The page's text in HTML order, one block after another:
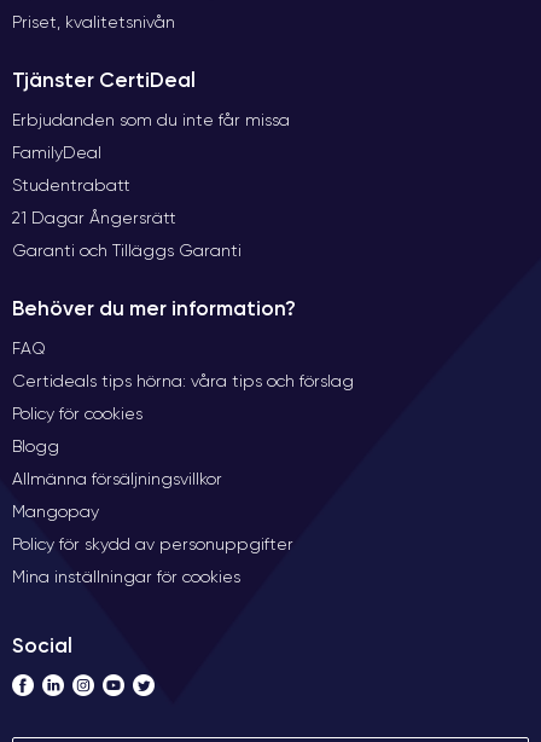
Priset, kvalitetsnivån
Tjänster CertiDeal
Erbjudanden som du inte får missa
FamilyDeal
Studentrabatt
21 Dagar Ångersrätt
Garanti och Tilläggs Garanti
Behöver du mer information?
FAQ
Certideals tips hörna: våra tips och förslag
Policy för cookies
Blogg
Allmänna försäljningsvillkor
Mangopay
Policy för skydd av personuppgifter
Mina inställningar för cookies
Social